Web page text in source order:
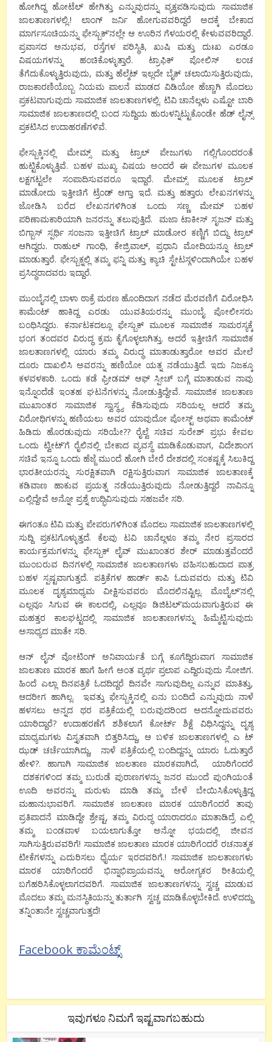
ಹೋಗಿದ್ದ ಹೋಟೆಲ್ ಹೇಗಿತ್ತು ಎನ್ನುವುದನ್ನು ವ್ಯಕ್ತಪಡಿಸುವುದು ಸಾಮಾಜಿಕ
ಜಾಲತಾಣಗಳಲ್ಲಿ.! ಲಾಂಗ್ ಜರ್ನಿ ಹೋಗುವವರಿದ್ದರೆ ಅದಕ್ಕೆ ಬೇಕಾದ
ಮಾರ್ಗಸೂಚಿಯನ್ನು ಫೇಸ್ಬುಕ್’ನಲ್ಲೇ ಆ ಊರಿನ ಗೆಳಯರಲ್ಲಿ ಕೇಳುವವರಿದ್ದಾರೆ.
ಪ್ರವಾಸದ ಅನುಭವ, ರಸ್ತೆಗಳ ಪರಿಸ್ಥಿತಿ, ಖುಷಿ ಮತ್ತು ದುಃಖ ಎರಡೂ
ವಿಷಯಗಳನ್ನು ಹಂಚಿಕೊಳ್ಳುತ್ತಾರೆ. ಟ್ರಾಫಿಕ್ ಪೋಲಿಸ್ ಲಂಚ
ತೆಗೆದುಕೊಳ್ಳುತ್ತಿರುವುದು, ಮತ್ತು ಹೆಲ್ಮೆಟ್ ಇಲ್ಲದೇ ಬೈಕ್ ಚಲಾಯಿಸುತ್ತಿರುವುದು,
ರಾಜಕಾರಣಿಯೊಬ್ಬ ನಿಯಮ ಪಾಲನೆ ಮಾಡದ ವಿಡಿಯೋ ಹೆಚ್ಚಾಗಿ ಮೊದಲು
ಪ್ರಕಟವಾಗುವುದು ಸಾಮಾಜಿಕ ಜಾಲತಾಣಗಳಲ್ಲಿ. ಟಿವಿ ಚಾನೆಲ್ಗಳು ಎಷ್ಟೋ ಬಾರಿ
ಸಾಮಾಜಿಕ ಜಾಲತಾಣದಲ್ಲಿ ಬಂದ ಸುದ್ದಿಯ ಹುರುಳನ್ನಿಟ್ಟುಕೊಂಡೇ ಹೆಡ್ ಲೈನ್ಸ್
ಪ್ರಕಟಿಸಿದ ಉದಾಹರಣೆಗಳಿವೆ.
ಫೇಸ್ಬುಕ್ಕಿನಲ್ಲಿ ಮೇಮ್ಸ್ ಮತ್ತು ಟ್ರಾಲ್ ಪೇಜುಗಳು ಗಲ್ಲಿಗೊಂದರಂತೆ
ಹುಟ್ಟಿಕೊಳ್ಳುತ್ತಿವೆ. ಬಹಳ ಮುಖ್ಯ ವಿಷಯ ಅಂದರೆ ಈ ಪೇಜುಗಳ ಮೂಲಕ
ಲಕ್ಷಗಟ್ಟಲೇ ಸಂಪಾದಿಸುವವರೂ ಇದ್ದಾರೆ. ಮೇಮ್ಸ್ ಮೂಲಕ ಟ್ರಾಲ್
ಮಾಡೋದು ಇತ್ತೀಚಿಗೆ ಟ್ರೆಂಡ್ ಆಗ್ತಾ ಇದೆ. ಮತ್ತು ಹತ್ತಾರು ಲೇಖನಗಳನ್ನು
ಜೋಡಿಸಿ ಬರೆದ ಲೇಖನಗಳಿಗಿಂತ ಒಂದು ಸಣ್ಣ ಮೇಮ್ ಬಹಳ
ಪರಿಣಾಮಕಾರಿಯಾಗಿ ಜನರನ್ನು ತಲುಪುತ್ತಿದೆ. ಮಜಾ ಟಾಕೀಸ್ ಸೃಜನ್ ಮತ್ತು
ಬಿಗ್ಬಾಸ್ ಸ್ಪರ್ಧಿ ಸಂಜನಾ ಇತ್ತೀಚಿಗೆ ಟ್ರಾಲ್ ಮಾಡೋರ ಕಣ್ಣಿಗೆ ಬಿದ್ದು ಟ್ರಾಲ್
ಆಗಿದ್ದರು. ರಾಹುಲ್ ಗಾಂಧಿ, ಕೇಜ್ರಿವಾಲ್, ಪ್ರಧಾನಿ ಮೋದಿಯನ್ನೂ ಟ್ರಾಲ್
ಮಾಡುತ್ತಾರೆ. ಫೇಸ್ಬುಕ್ನಲ್ಲಿ ತಮ್ಮ ಫನ್ನಿ ಮತ್ತು ಕ್ಯಾಚಿ ಸ್ಟೇಟಸ್ಗಳಿಂದಾಗಿಯೇ ಬಹಳ
ಪ್ರಸಿದ್ಧರಾದವರು ಇದ್ದಾರೆ.
ಮುಂಬೈನಲ್ಲಿ ಬಾಳಾ ಠಾಕ್ರೆ ಮರಣ ಹೊಂದಿದಾಗ ನಡೆದ ಮೆರವಣಿಗೆ ವಿರೋಧಿಸಿ
ಕಾಮೆಂಟ್ ಹಾಕಿದ್ದ ಎರಡು ಯುವತಿಯರನ್ನು ಮುಂಬೈ ಪೋಲೀಸರು
ಬಂಧಿಸಿದ್ದರು. ಕರ್ನಾಟಕದಲ್ಲೂ ಫೇಸ್ಬುಕ್ ಮೂಲಕ ಸಾಮಾಜಿಕ ಸಾಮರಸ್ಯಕ್ಕೆ
ಭಂಗ ತಂದವರ ವಿರುದ್ಧ ಕ್ರಮ ಕೈಗೊಳ್ಳಲಾಗಿತ್ತು. ಅದರೆ ಇತ್ತೀಚಿಗೆ ಸಾಮಾಜಿಕ
ಜಾಲತಾಣಗಳಲ್ಲಿ ಯಾರು ತಮ್ಮ ವಿರುದ್ಧ ಮಾತಾಡುತ್ತಾರೋ ಅವರ ಮೇಲೆ
ದೂರು ದಾಖಲಿಸಿ ಅವರನ್ನು ಹಣಿಯೋ ಯತ್ನ ನಡೆಯುತ್ತಿದೆ. ಇದು ನಿಜಕ್ಕೂ
ಕಳವಳಕಾರಿ. ಒಂದು ಕಡೆ ಫ್ರೀಡಮ್ ಆಫ್ ಸ್ಪೀಚ್ ಬಗ್ಗೆ ಮಾತಾಡುವ ನಾವು
ಇನ್ನೊಂದೆಡೆ ಇಂತಹ ಘಟನೆಗಳನ್ನು ನೋಡುತ್ತಿದ್ದೇವೆ. ಸಾಮಾಜಿಕ ಜಾಲತಾಣ
ಮುಖಾಂತರ ಸಾಮಾಜಿಕ ಸ್ವಾಸ್ಥ್ಯ ಕೆಡಿಸುವುದು ಸರಿಯಲ್ಲ ಆದರೆ ತಮ್ಮ
ವಿರೋಧಿಗಳನ್ನು ಹಣಿಯಲು ಅವರ ಯಾವುದೋ ಪೋಸ್ಟ್‌ ಅಥವಾ ಕಾಮೆಂಟ್
ಹಿಡಿದು ಹೊರಡುವುದು ಸರಿಯೇ?? ರೈಲ್ವೆ ಸಚಿವ ಸುರೇಶ್ ಪ್ರಭು ಕೇವಲ
ಒಂದು ಟ್ವೀಟ್’ಗೆ ರೈಲಿನಲ್ಲಿ ಬೇಕಾದ ವ್ಯವಸ್ಥೆ ಮಾಡಿಕೊಡುವಾಗ, ವಿದೇಶಾಂಗ
ಸಚಿವೆ ಇನ್ನೂ ಒಂದು ಹೆಜ್ಜೆ ಮುಂದೆ ಹೋಗಿ ಬೇರೆ ದೇಶದಲ್ಲಿ ಸಂಕಷ್ಟಕ್ಕೆ ಸಿಲುಕಿದ್ದ
ಭಾರತೀಯರನ್ನು ಸುರಕ್ಷಿತವಾಗಿ ರಕ್ಷಿಸುತ್ತಿರುವಾಗ ಸಾಮಾಜಿಕ ಜಾಲತಾಣಕ್ಕೆ
ಕಡಿವಾಣ ಹಾಕುವ ಪ್ರಯತ್ನ ನಡೆಯುತ್ತಿರುವುದು ನೋಡುತ್ತಿದ್ದರೆ ನಾವಿನ್ನೂ
ಎಲ್ಲಿದ್ದೇವೆ ಅನ್ನೋ ಪ್ರಶ್ನೆ ಉದ್ಭಿವಿಸುವುದು ಸಹಜವೇ ಸರಿ.
ಈಗಂತೂ ಟಿವಿ ಮತ್ತು ಪೇಪರುಗಳಿಗಿಂತ ಮೊದಲು ಸಾಮಾಜಿಕ ಜಾಲತಾಣಗಳಲ್ಲಿ
ಸುದ್ದಿ ಪ್ರಕಟಗೊಳ್ಳುತ್ತದೆ. ಕೆಲವು ಟವಿ ಚಾನೆಲ್ಗಳೂ ತಮ್ಮ ನೇರ ಪ್ರಸಾರದ
ಕಾರ್ಯಕ್ರಮಗಳನ್ನು ಫೇಸ್ಬುಕ್ ಲೈವ್ ಮುಖಾಂತರ ಶೇರ್ ಮಾಡುತ್ತವೆಂದರೆ
ಮುಂಬರುವ ದಿನಗಳಲ್ಲಿ ಸಾಮಾಜಿಕ ಜಾಲತಾಣಗಳು ವಹಿಸಬಹುದಾದ ಪಾತ್ರ
ಬಹಳ ಸ್ಪಷ್ಟವಾಗುತ್ತದೆ. ಪತ್ರಿಕೆಗಳ ಹಾರ್ಡ್ ಕಾಪಿ ಓದುವವರು ಮತ್ತು ಟಿವಿ
ಮೂಲಕ ದೃಶ್ಯಮಾಧ್ಯಮ ವೀಕ್ಷಿಸುವವರು ಮೊದಲಿನಷ್ಟಿಲ್ಲ. ಮೊಬೈಲ್’ನಲ್ಲಿ
ಎಲ್ಲವೂ ಸಿಗುವ ಈ ಕಾಲದಲ್ಲಿ, ಎಲ್ಲವೂ ಡಿಜಿಟಲ್’ಮಯವಾಗುತ್ತಿರುವ ಈ
ಮಹತ್ತರ ಕಾಲಘಟ್ಟದಲ್ಲಿ ಸಾಮಾಜಿಕ ಜಾಲತಾಣಗಳನ್ನು ಹಿಮ್ಮೆಟ್ಟಿಸುವುದು
ಅಸಾಧ್ಯದ ಮಾತೇ ಸರಿ.
ಆನ್ ಲೈನ್ ವೋಟಿಂಗ್ ಅನಿವಾರ್ಯತೆ ಬಗ್ಗೆ ಕೂಗೆದ್ದಿರುವಾಗ ಸಾಮಾಜಿಕ
ಜಾಲತಾಣ ಮಾರಕ ಹಾಗೆ ಹೀಗೆ ಅಂತ ವ್ಯರ್ಥ ಪ್ರಲಾಪ ಎದ್ದಿರುವುದು ಸೋಜಿಗ.
ಹಿಂದೆ ಎಲ್ಲಾ ದಿನಪತ್ರಿಕೆ ಓದದಿದ್ದರೆ ದಿನವೇ ಸಾಗುವುದಿಲ್ಲ ಎನ್ನುವ ಮಾತಿತ್ತು,
ಆದರೀಗ ಹಾಗಿಲ್ಲ. ಇವತ್ತು ಫೇಸ್ಬುಕ್ಕಿನಲ್ಲಿ ಏನು ಬಂದಿದೆ ಎನ್ನುವುದು ನಾಳೆ
ಹಳಸಲು ಅನ್ನದ ಥರ ಪತ್ರಿಕೆಯಲ್ಲಿ ಬರುವುದರಿಂದ ಅದನ್ನೋದುವವರು
ಯಾರಿದ್ದಾರೆ? ಉದಾಹರಣೆಗೆ ಶಶಿಕಲಾಗೆ ಕೋರ್ಟ್ ಶಿಕ್ಷೆ ವಿಧಿಸಿದ್ದನ್ನು ದೃಶ್ಯ
ಮಾಧ್ಯಮಗಳು ವಿಸ್ತೃತವಾಗಿ ಬಿತ್ತರಿಸಿದ್ದು, ಆ ಬಳಿಕ ಜಾಲತಾಣಗಳಲ್ಲಿ ಎ ಟ್
ಝಡ್ ಚರ್ಚೆಯಾಗಿದ್ದು, ನಾಳೆ ಪತ್ರಿಕೆಯಲ್ಲಿ ಬಂದಿದ್ದನ್ನು ಯಾರು ಓದುತ್ತಾರೆ
ಹೇಳಿ?. ಹಾಗಾಗಿ ಸಾಮಾಜಿಕ ಜಾಲತಾಣ ಮಾರಕವಾಗಿದೆ, ಯಾರಿಗೆಂದರೆ
ದಶಕಗಳಿಂದ ತಮ್ಮ ಬುರುಡೆ ಪುರಾಣಗಳನ್ನು ಜನರ ಮುಂದೆ ಪುಂಗಿಯಂತೆ
ಊದಿ ಅವರನ್ನು ಮರುಳು ಮಾಡಿ ತಮ್ಮ ಬೇಳೆ ಬೇಯಿಸಿಕೊಳ್ಳುತ್ತಿದ್ದ
ಮಹಾನುಭಾವರಿಗೆ. ಸಾಮಾಜಿಕ ಜಾಲತಾಣ ಮಾರಕ ಯಾರಿಗೆಂದರೆ ತಾವು
ಪ್ರತಿಪಾದನೆ ಮಾಡಿದ್ದೇ ಶ್ರೇಷ್ಟ, ತಮ್ಮ ವಿರುದ್ಧ ಯಾರಾದರೂ ಮಾತಾಡಿದ್ರೆ ಎಲ್ಲಿ
ತಮ್ಮ ಬಂಡವಾಳ ಬಯಲಾಗುತ್ತೋ ಅನ್ನೋ ಭಯದಲ್ಲಿ ಜೀವನ
ಸಾಗಿಸುತ್ತಿರುವವರಿಗೆ! ಸಾಮಾಜಿಕ ಜಾಲತಾಣ ಮಾರಕ ಯಾರಿಗೆಂದರೆ ರಚನಾತ್ಮಕ
ಟೀಕೆಗಳನ್ನು ಎದುರಿಸಲು ಧೈರ್ಯ ಇರದವರಿಗೆ.! ಸಾಮಾಜಿಕ ಜಾಲತಾಣಗಳು
ಮಾರಕ ಯಾರಿಗೆಂದರೆ ಭಿನ್ನಾಭಿಪ್ರಾಯವನ್ನು ಆರೋಗ್ಯಕರ ರೀತಿಯಲ್ಲಿ
ಬಗೆಹರಿಸಿಕೊಳ್ಳಲಾಗದವರಿಗೆ. ಸಾಮಾಜಿಕ ಜಾಲತಾಣಗಳನ್ನು ಸ್ವಚ್ಚ ಮಾಡುವ
ಮೊದಲು ತಮ್ಮ ಮನಸ್ಥಿತಿಯನ್ನು ತುರ್ತಾಗಿ ಸ್ವಚ್ಚ ಮಾಡಿಕೊಳ್ಳಬೇಕಿದೆ. ಉಳಿದದ್ದು
ತನ್ನಿಂತಾನೇ ಸ್ವಚ್ಚವಾಗುತ್ತದೆ!
Facebook ಕಾಮೆಂಟ್ಸ್
ಇವುಗಳೂ ನಿಮಗೆ ಇಷ್ಟವಾಗಬಹುದು